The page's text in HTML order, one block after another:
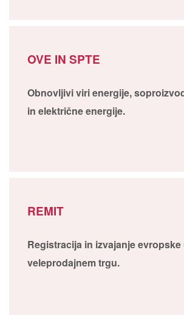
OVE IN SPTE
Obnovljivi viri energije,
in električne energije.
REMIT
Registracija in izvajanje evropske
veleprodajnem trgu.